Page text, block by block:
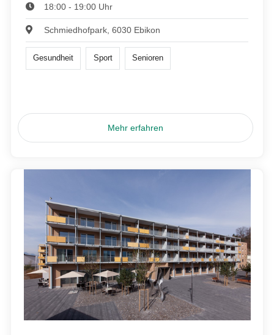
18:00 - 19:00 Uhr
Schmiedhofpark, 6030 Ebikon
Gesundheit Sport Senioren
Mehr erfahren